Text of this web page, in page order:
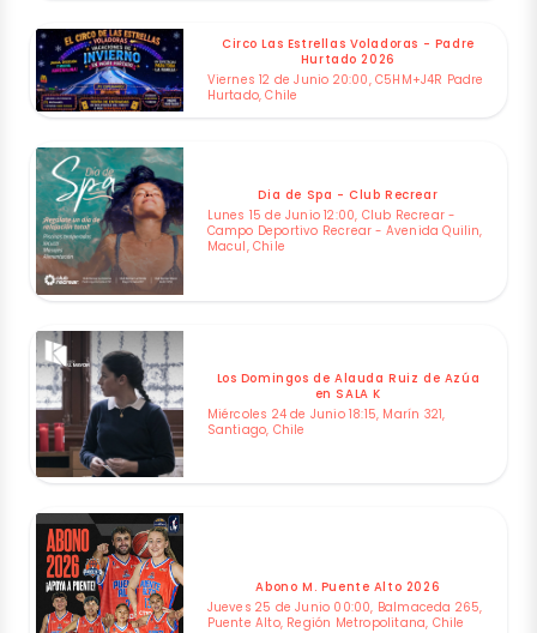
Circo Las Estrellas Voladoras - Padre
Hurtado 2026
Viernes 12 de Junio 20:00, C5HM+J4R Padre
Hurtado, Chile
Dia de Spa - Club Recrear
Lunes 15 de Junio 12:00, Club Recrear -
Campo Deportivo Recrear - Avenida Quilin,
Macul, Chile
Los Domingos de Alauda Ruiz de Azúa
en SALA K
Miércoles 24 de Junio 18:15, Marín 321,
Santiago, Chile
Abono M. Puente Alto 2026
Jueves 25 de Junio 00:00, Balmaceda 265,
Puente Alto, Región Metropolitana, Chile